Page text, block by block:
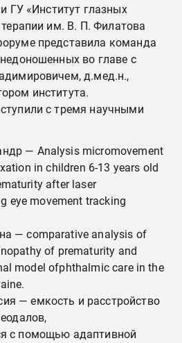
ГУ «Институт глазных
им. В. П. Филатова
представила команда
во главе с
д.мед.н.,
института.
с тремя научными
— Analysis micromovement
in children 6-13 years old
after laser
eye movement tracking
— comparative analysis of
of prematurity and
model ofphthalmic care in the
— емкость и расстройство
с помощью адаптивной